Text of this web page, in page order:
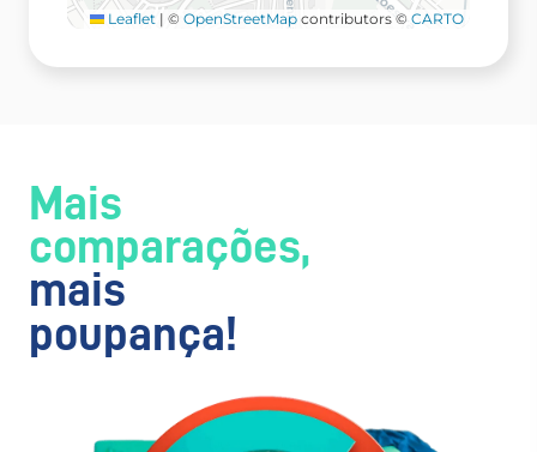
Leaflet | © OpenStreetMap contributors © CARTO
Mais
comparações,
mais
poupança!